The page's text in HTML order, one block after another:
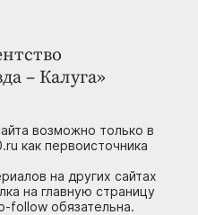
– Калуга»
возможно только в
как первоисточника
на других сайтах
на главную страницу
follow обязательна.